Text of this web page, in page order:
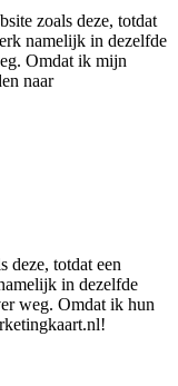
zoals deze, totdat
namelijk in dezelfde
Omdat ik mijn
naar
deze, totdat een
in dezelfde
weg. Omdat ik hun